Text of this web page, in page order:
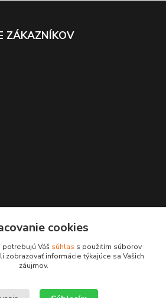
ZÁKAZNÍKOV
cookies
Váš súhlas s použitím súborov
zobrazovať informácie týkajúce sa Vašich
záujmov.